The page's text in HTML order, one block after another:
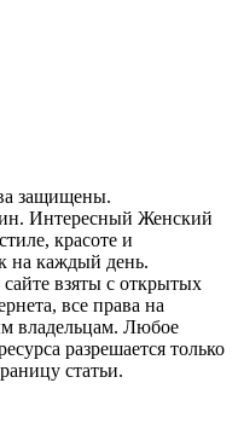
защищены.
Интересный Женский
красоте и
на каждый день.
взяты с открытых
все права на
владельцам. Любое
разрешается только
статьи.